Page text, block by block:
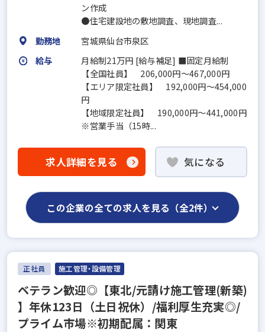
ン作成
●住宅建設地の敷地調査、現地調査...
勤務地
宮城県仙台市泉区
給与
月給制21万円 [給与補足] ■固定月給制
【全国社員】 206,000円～467,000円
【エリア限定社員】 192,000円～454,000
円
【地域限定社員】 190,000円～441,000円
※営業手当（15時...
求人詳細を見る 気になる
この企業の全ての求人を見る（全2件）
正社員 施工管理・設備管理
ベテラン歓迎◎【東北/元請け施工管理(新築)
】年休123日（土日祝休）/福利厚生充実◎/
プライム市場※初期配属：関東